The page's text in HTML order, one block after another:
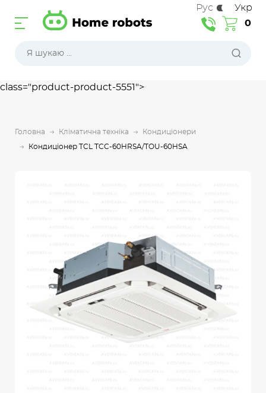
class="product-product-5551">
0
Рус Укр
Головна Кліматична техніка Кондиціонери
Кондиціонер TCL TCC-60HRSA/TOU-60HSA